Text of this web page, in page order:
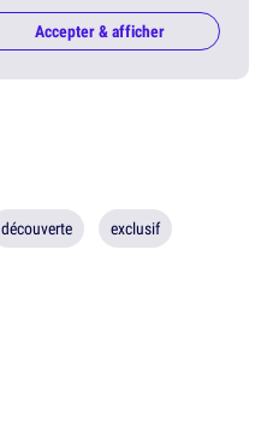
Accepter & afficher
découverte exclusif